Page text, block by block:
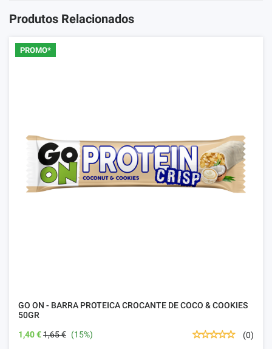
Produtos Relacionados
PROMO*
GO ON - BARRA PROTEICA CROCANTE DE COCO & COOKIES
50GR
1,40 €1,65 € (15%) (0)